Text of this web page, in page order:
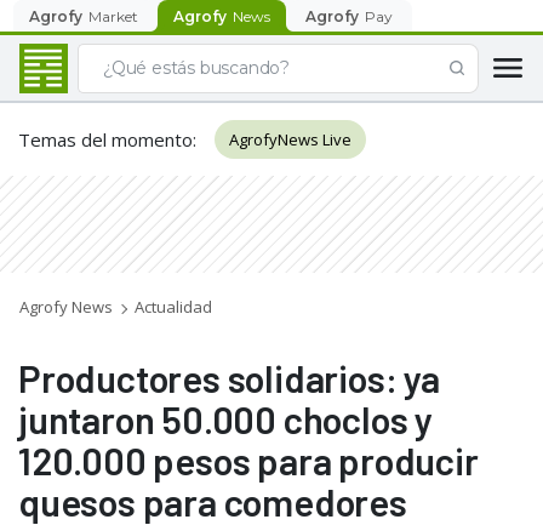
Agrofy Market Agrofy News Agrofy Pay
Temas del momento: AgrofyNews Live
Agrofy News Actualidad
Productores solidarios: ya
juntaron 50.000 choclos y
120.000 pesos para producir
quesos para comedores